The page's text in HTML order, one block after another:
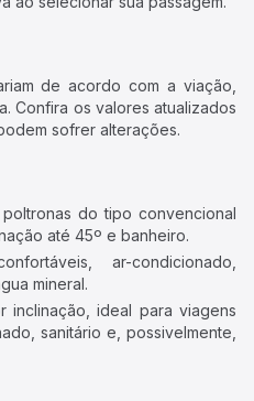
de acordo com a viação,
Confira os valores atualizados
sofrer alterações.
do tipo convencional
até 45º e banheiro.
ar-condicionado,
mineral.
inclinação, ideal para viagens
sanitário e, possivelmente,